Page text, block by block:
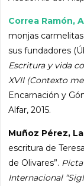
Correa Ramón,
monjas
sus fundadores
Escritura y vida
XVII (Contexto
Encarnación y
Alfar, 2015.
Muñoz Pérez,
escritura de
de Olivares”.
Internacional